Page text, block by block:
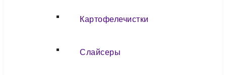
Картофелечистки
Слайсеры